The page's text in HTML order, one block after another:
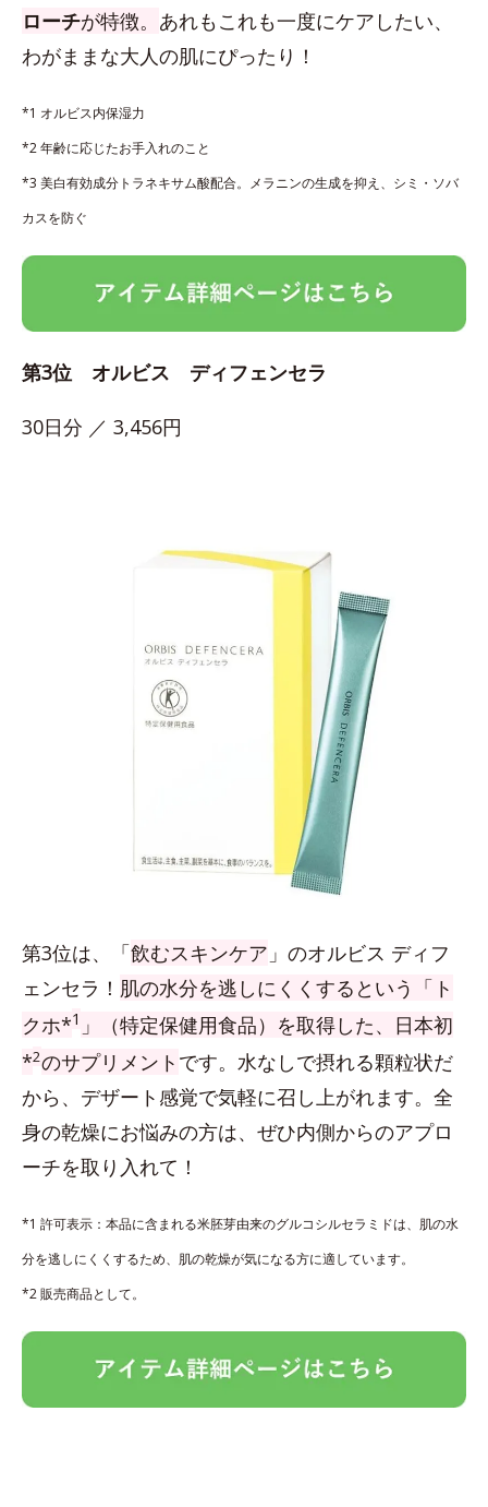
ローチが特徴。 あれもこれも一度にケアしたい、
わがままな大人の肌にぴったり！
*1 オルビス内保湿力
*2 年齢に応じたお手入れのこと
*3 美白有効成分トラネキサム酸配合。メラニンの生成を抑え、シミ・ソバ
カスを防ぐ
第3位 オルビス ディフェンセラ
30日分 ／ 3,456円
第3位は、「飲むスキンケア 」のオルビス ディフ
ェンセラ！ 肌の水分を逃しにくくするという「ト
クホ*1 」（特定保健用食品）を取得した、日本初
*2のサプリメント です。水なしで摂れる顆粒状だ
から、デザート感覚で気軽に召し上がれます。全
身の乾燥にお悩みの方は、ぜひ内側からのアプロ
ーチを取り入れて！
*1 許可表示：本品に含まれる米胚芽由来のグルコシルセラミドは、肌の水
分を逃しにくくするため、肌の乾燥が気になる方に適しています。
*2 販売商品として。